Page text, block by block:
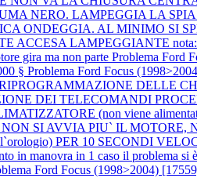
NERO. LAMPEGGIA LA
ONDEGGIA. AL MINIMO SI
LAMPEGGIANTE nota:
gira ma non parte Problema Ford
§ Problema Ford Focus
RIPROGRAMMAZIONE DELLE
DEI TELECOMANDI
(non viene
NON SI AVVIA PIU` IL
PER 10 SECONDI
manovra in 1 caso il problema si è
Ford Focus (1998>2004)